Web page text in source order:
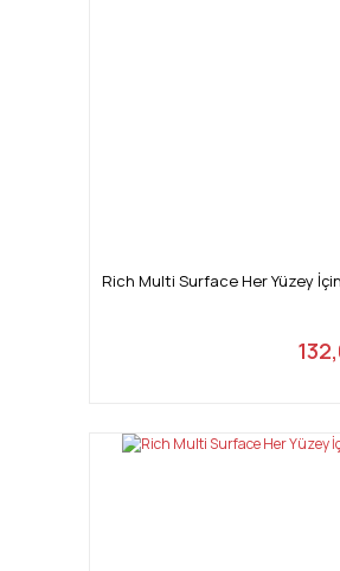
Rich Multi Surface Her Yüzey İçin